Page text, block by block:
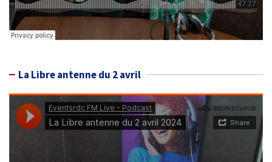
La Libre antenne du 2 avril